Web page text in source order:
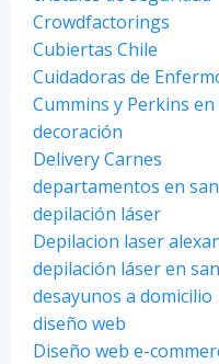
Crowdfactorings
Cubiertas Chile
Cuidadoras de
Cummins y Perkins en
decoración
Delivery Carnes
departamentos en
depilación láser
Depilacion laser
depilación láser en
desayunos a domicilio
diseño web
Diseño web e-